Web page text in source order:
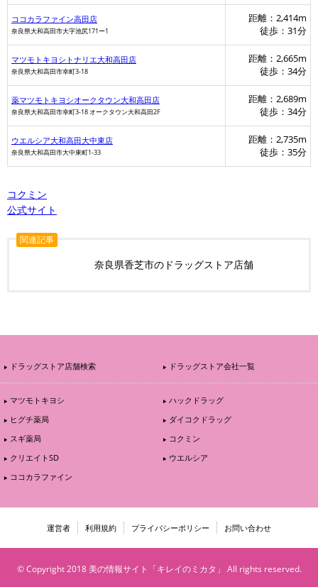
ココカラファイン高田店
奈良県大和高田市大字池尻171ー1
距離：2,414m
徒歩：31分
マツモトキヨシトナリエ大和高田店
奈良県大和高田市幸町3-18
距離：2,665m
徒歩：34分
薬マツモトキヨシオークタウン大和高田店
奈良県大和高田市幸町3-18 オークタウン大和高田2F
距離：2,689m
徒歩：34分
ウエルシア大和高田大中東店
奈良県大和高田市大中東町1-33
距離：2,735m
徒歩：35分
コクミン
公式サイト
関連記事
奈良県香芝市のドラッグストア店舗
ドラッグストア店舗検索 ドラッグストア会社一覧
マツモトキヨシ
ハックドラッグ
ヒグチ薬局
ダイコクドラッグ
スギ薬局
コクミン
クリエイトSD
ウエルシア
ココカラファイン
運営者 利用規約 プライバシーポリシー お問い合わせ
© Copyright 2018 美の情報サイト「キレイのミカタ」 All rights reserved.